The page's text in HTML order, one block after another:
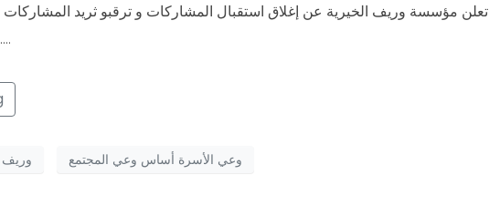
تعلن مؤسسة وريف الخيرية عن إغلاق استقبال المشاركات و ترقبو ثريد المشاركات
وريف وعي الأسرة أساس وعي المجتمع